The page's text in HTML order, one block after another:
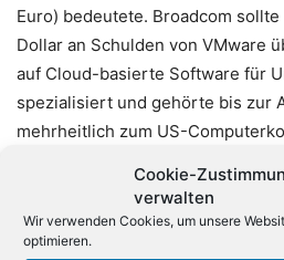
Cookie-
verwalten
Wir verwenden Cookies, um unsere
optimieren.
Euro) bedeutete. Broadcom
Dollar an Schulden von VMware
auf Cloud-basierte Software für
spezialisiert und gehörte bis zur
mehrheitlich zum US-